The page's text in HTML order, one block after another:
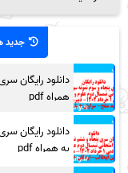
جدید
دانلود رایگان
همراه pdf
دانلود رایگان
به همراه pdf